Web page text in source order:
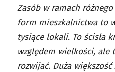
Zasób w ramach
form mieszkalnictwa to
tysiące lokali. To ścisła
względem wielkości, ale
rozwijać. Duża